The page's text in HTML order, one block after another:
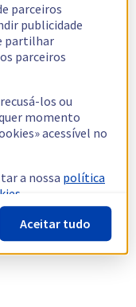
parceiros
publicidade
partilhar
parceiros
los ou
momento
acessível no
a nossa política
Aceitar tudo